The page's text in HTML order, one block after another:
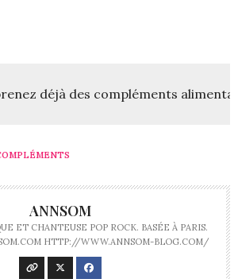
déjà des compléments
ANNSOM
ET CHANTEUSE POP ROCK. BASÉE À PARIS.
HTTP://WWW.ANNSOM-BLOG.COM/